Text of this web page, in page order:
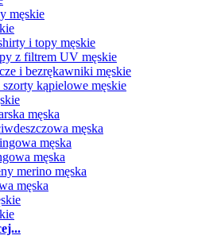
męskie
i topy męskie
z filtrem UV męskie
i bezrękawniki męskie
kąpielowe męskie
męska
męska
męska
męska
merino męska
męska